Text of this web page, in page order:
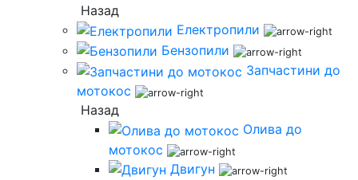
Назад
Електропили
Бензопили
Запчастини до
мотокос
Назад
Олива до
мотокос
Двигун